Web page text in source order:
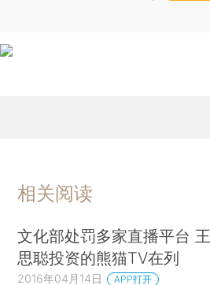
相关阅读
文化部处罚多家直播平台 王
思聪投资的熊猫TV在列
2016年04月14日 APP打开